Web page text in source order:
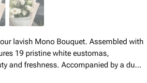
lavish Mono Bouquet. Assembled with
19 pristine white eustomas,
and freshness. Accompanied by a duo
an impeccable contrast to the lush